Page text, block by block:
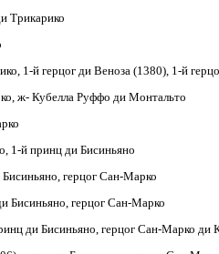
Трикарико
1-й герцог ди Веноза (1380), 1-й
ж- Кубелла Руффо ди Монтальто
1-й принц ди Бисиньяно
герцог Сан-Марко
Бисиньяно, герцог Сан-Марко
ди Бисиньяно, герцог Сан-Марко